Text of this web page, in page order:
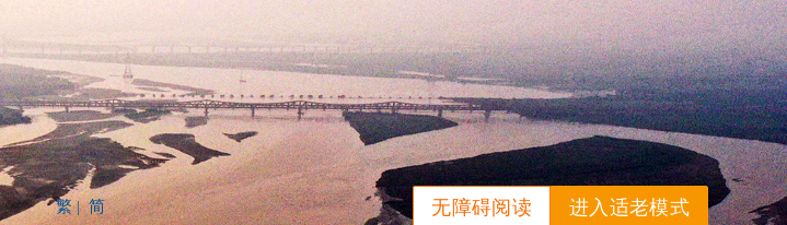
进入适老模式
无障碍阅读
繁 | 简